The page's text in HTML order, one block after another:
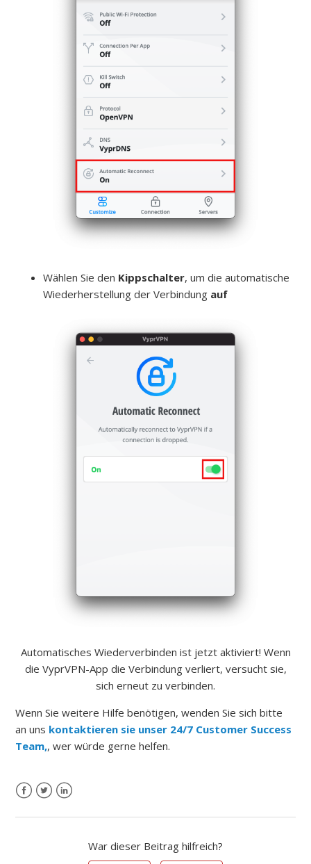
Wählen Sie den Kippschalter, um die automatische
Wiederherstellung der Verbindung auf
Automatisches Wiederverbinden ist jetzt aktiviert! Wenn
die VyprVPN-App die Verbindung verliert, versucht sie,
sich erneut zu verbinden.
Wenn Sie weitere Hilfe benötigen, wenden Sie sich bitte
an uns kontaktieren sie unser 24/7 Customer Success
Team,, wer würde gerne helfen.
War dieser Beitrag hilfreich?